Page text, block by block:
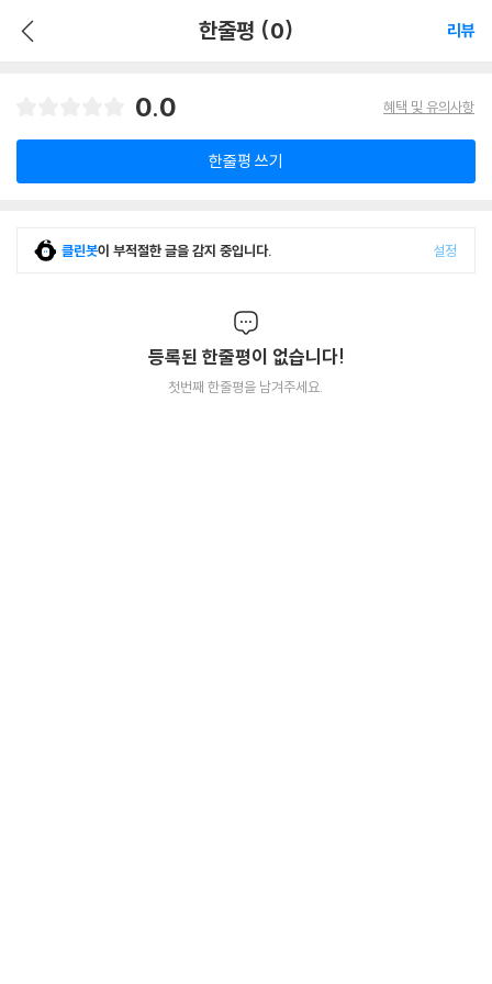
한줄평 (0) 리뷰
0.0 혜택 및 유의사항
한줄평 쓰기
클린봇이 부적절한 글을 감지 중입니다. 설정
등록된 한줄평이 없습니다!
첫번째 한줄평을 남겨주세요.